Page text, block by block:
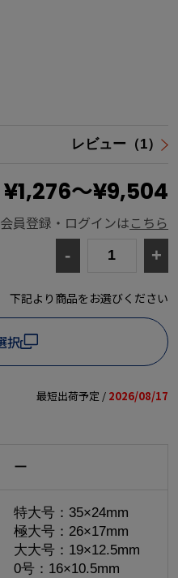
レビュー（1）
¥1,276～¥9,504
会員登録・ログインはこちら
- +
下記より商品をお選びください
択
最短出荷予定 / 2026/08/17
ー
特大号：35×24mm
極大号：26×17mm
大大号：19×12.5mm
0号：16×10.5mm